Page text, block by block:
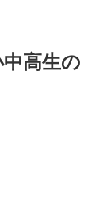
高生の